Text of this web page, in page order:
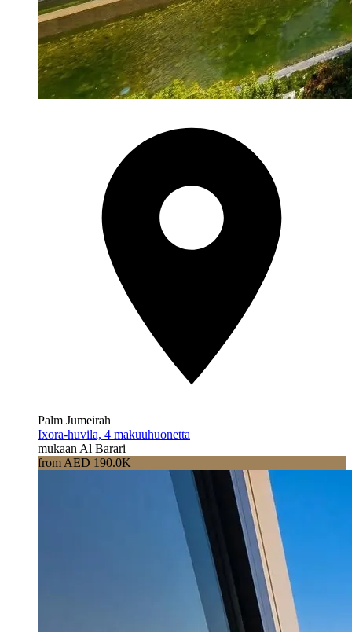
Palm Jumeirah
Ixora-huvila, 4 makuuhuonetta
mukaan Al Barari
from AED 190.0K